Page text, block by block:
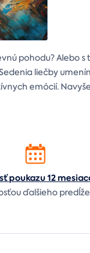
pohodu?
liečby
emócií.
poukazu 12
ďalšieho